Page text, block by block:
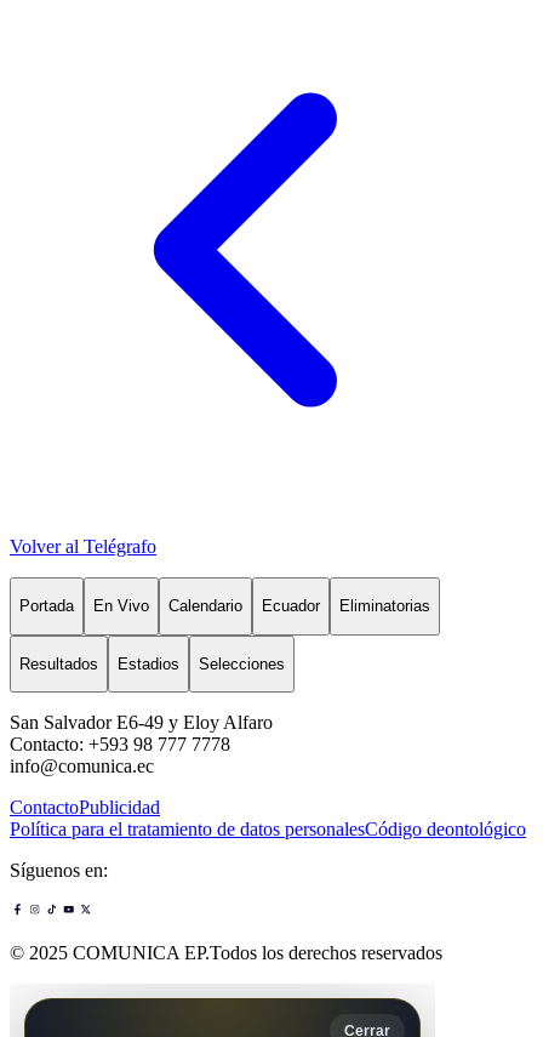
Volver al Telégrafo
Portada En Vivo Calendario Ecuador Eliminatorias
Resultados Estadios Selecciones
San Salvador E6-49 y Eloy Alfaro
Contacto: +593 98 777 7778
info@comunica.ec
ContactoPublicidad
Política para el tratamiento de datos personalesCódigo deontológico
Síguenos en:
© 2025 COMUNICA EP.Todos los derechos reservados
Cerrar